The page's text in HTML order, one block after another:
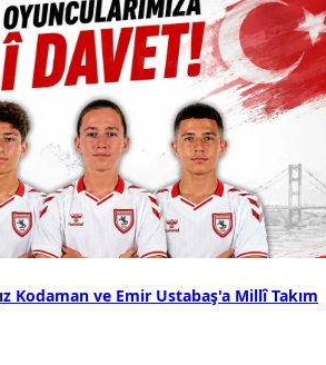
Kodaman ve Emir Ustabaş'a Millî Takım